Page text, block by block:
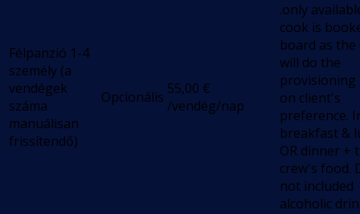
Félpanzió 1-4
személy (a
vendégek
száma
manuálisan
frissítendő)
Opcionális 55,00 €
/vendég/nap
.only
cook is
board as the
will do the
provisioning
on client's
preference.
breakfast &
OR dinner +
crew's food.
not included
alcoholic